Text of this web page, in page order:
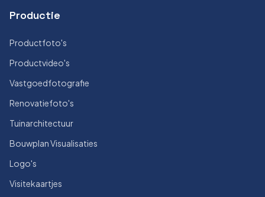
Productie
Productfoto's
Productvideo's
Vastgoedfotografie
Renovatiefoto's
Tuinarchitectuur
Bouwplan Visualisaties
Logo's
Visitekaartjes